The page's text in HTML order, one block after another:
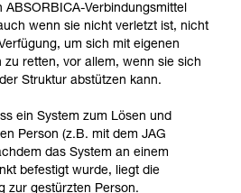
bevor Sie diesen zu Rate
Zusatzinformationen
müssen Sie zuerst die in
enthaltenen
verstanden haben.
Ausbildung und ein spezielles
Prüfen Sie zusammen mit
Sie in der Lage sind, den
sicher zu wiederholen, bevor
ABSORBICA-Verbindungsmittel
wenn sie nicht verletzt ist, nicht
um sich mit eigenen
zu retten, vor allem, wenn sie sich
Struktur abstützen kann.
ein System zum Lösen und
Person (z.B. mit dem JAG
das System an einem
befestigt wurde, liegt die
zur gestürzten Person.